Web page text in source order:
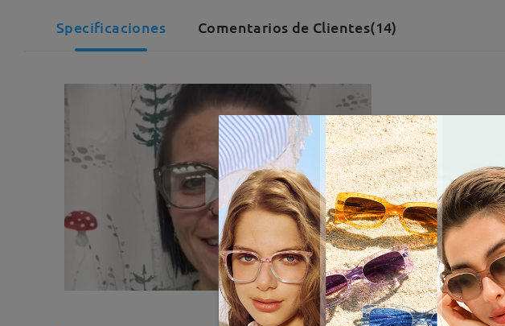
Specificaciones Comentarios de Clientes(14)